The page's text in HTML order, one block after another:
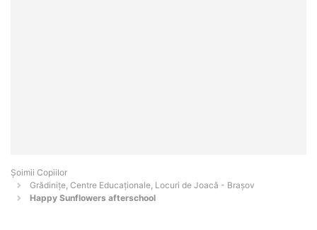
Șoimii Copiilor
Grădinițe, Centre Educaționale, Locuri de Joacă - Braşov
Happy Sunflowers afterschool